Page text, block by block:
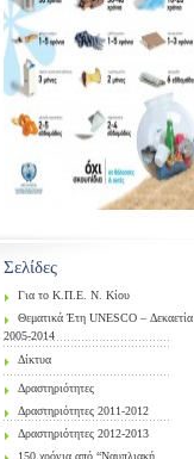
Σελίδες
Για το Κ.Π.Ε. Ν. Κίου
Θεματικά Έτη UNESCO – Δεκαετία
2005-2014
Δίκτυα
Δραστηριότητες
Δραστηριότητες 2011-2012
Δραστηριότητες 2012-2013
150 χρόνια από “Ναυπλιακή